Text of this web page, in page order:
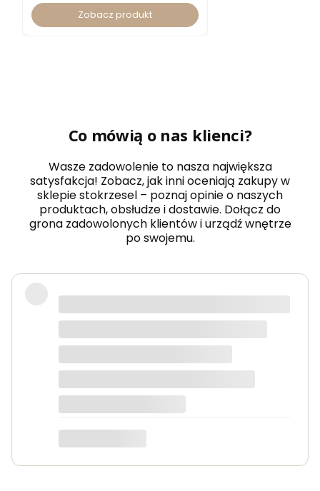
Zobacz produkt
Co mówią o nas klienci?
Wasze zadowolenie to nasza największa
satysfakcja! Zobacz, jak inni oceniają zakupy w
sklepie stokrzesel – poznaj opinie o naszych
produktach, obsłudze i dostawie. Dołącz do
grona zadowolonych klientów i urządź wnętrze
po swojemu.
Fotel piękny, wygodny, polecam.
Dorota
ciemno zielony Velvet